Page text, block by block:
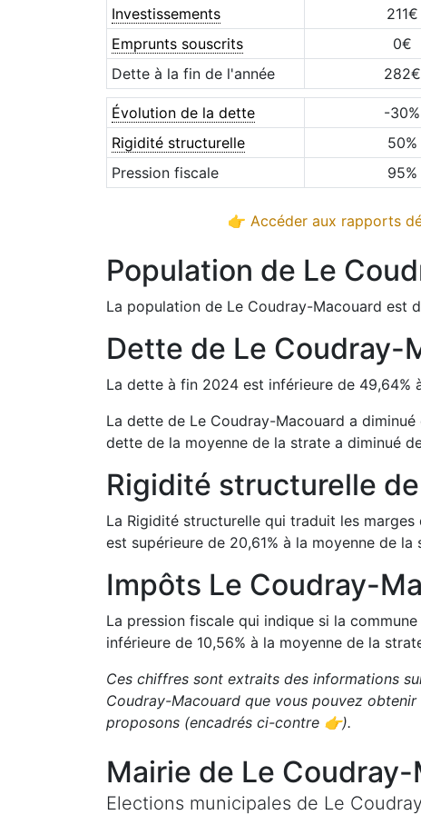
Investissements 211€
Emprunts souscrits
0€
Dette à la fin de l'année
282€
Évolution de la dette -30%
Rigidité structurelle
50%
Pression fiscale
95%
👉 Accéder aux rapports
Population de Le
La population de Le Coudray-Macouard est
Dette de Le Coudray-
La dette à fin 2024 est inférieure de 49,64%
La dette de Le Coudray-Macouard a diminué
dette de la moyenne de la strate a diminué
Rigidité structurelle de
La Rigidité structurelle qui traduit les
est supérieure de 20,61% à la moyenne de la
Impôts Le Coudray-
La pression fiscale qui indique si la
inférieure de 10,56% à la moyenne de la
Ces chiffres sont extraits des informations
Coudray-Macouard que vous pouvez
proposons (encadrés ci-contre 👉).
Mairie de Le
Elections municipales de Le